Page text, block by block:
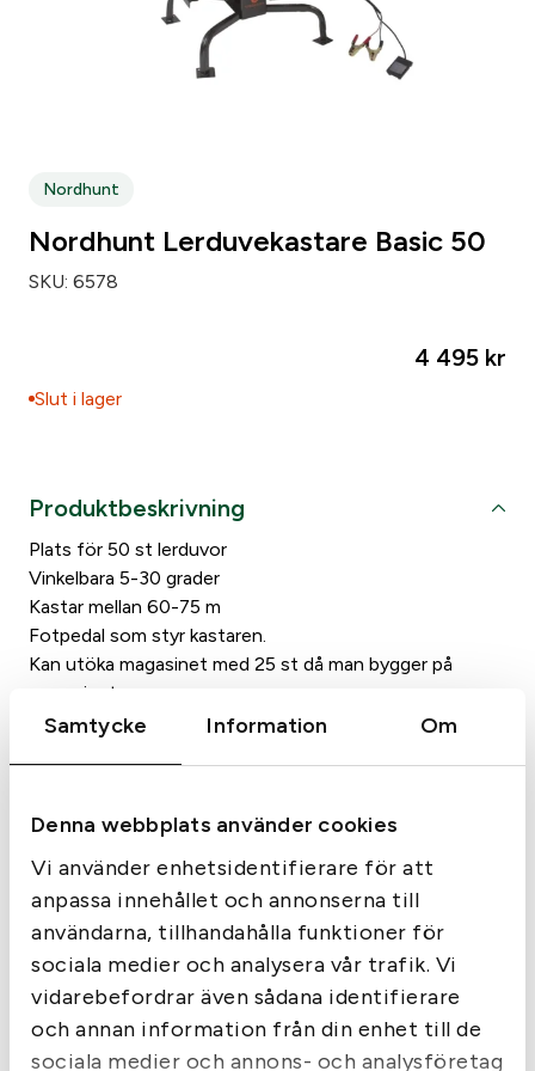
Samtycke Information Om
Denna webbplats använder cookies
Vi använder enhetsidentifierare för att
anpassa innehållet och annonserna till
användarna, tillhandahålla funktioner för
sociala medier och analysera vår trafik. Vi
vidarebefordrar även sådana identifierare
och annan information från din enhet till de
sociala medier och annons- och analysföretag
Nordhunt
Nordhunt Lerduvekastare Basic 50
SKU: 6578
4 495 kr
Slut i lager
Produktbeskrivning
Plats för 50 st lerduvor
Vinkelbara 5-30 grader
Kastar mellan 60-75 m
Fotpedal som styr kastaren.
Kan utöka magasinet med 25 st då man bygger på
magasinet.
Liknande produkter